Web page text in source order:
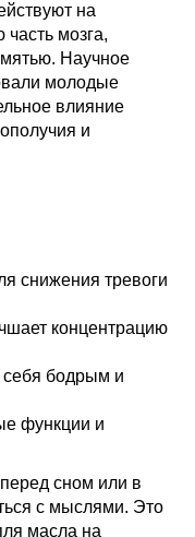
на
мозга,
Научное
молодые
влияние
и
снижения тревоги
концентрацию
себя бодрым и
функции и
сном или в
с мыслями. Это
масла на